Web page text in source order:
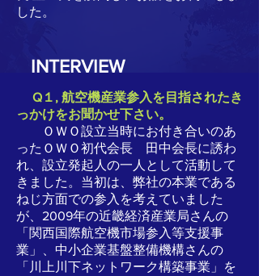
INTERVIEW
Q１, 航空機産業参入を目指されたき
っかけをお聞かせ下さい。
ＯＷＯ設立当時にお付き合いのあ
ったＯＷＯ初代会長 田中会長に誘わ
れ、設立発起人の一人として活動して
きました。当初は、弊社の本業である
ねじ方面での参入を考えていました
が、2009年の近畿経済産業局さんの
「関西国際航空機市場参入等支援事
業」、中小企業基盤整備機構さんの
「川上川下ネットワーク構築事業」を
した。